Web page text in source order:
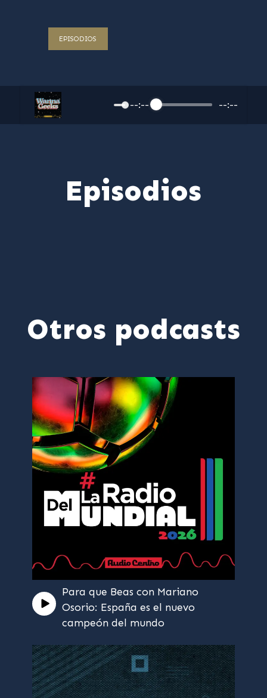
EPISODIOS
--:-- --:--
Episodios
Otros podcasts
Para que Beas con Mariano
Osorio: España es el nuevo
campeón del mundo